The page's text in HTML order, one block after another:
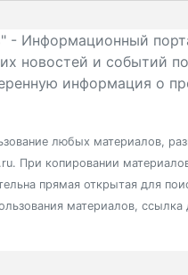
- Информационный
новостей и событий
информация о
любых материалов,
При копировании
прямая открытая для
материалов,